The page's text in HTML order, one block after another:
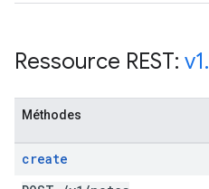
Ressource REST: v1.
Méthodes
create